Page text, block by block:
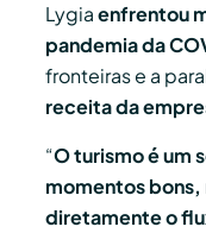
Lygiaenfrentou
pandemia da
fronteiras e a
receita da
“O turismo é um
momentos
diretamente o